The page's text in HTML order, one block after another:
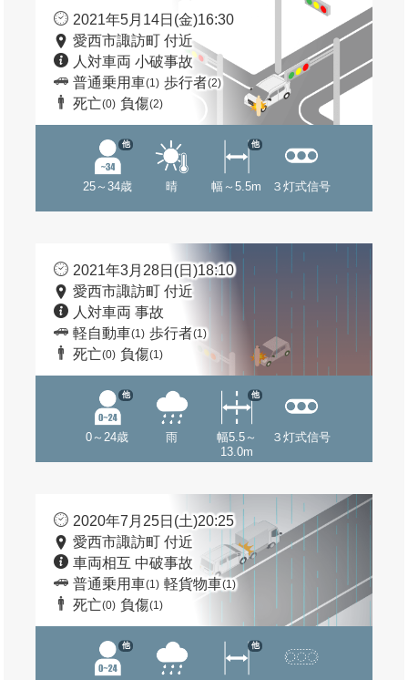
2021年5月14日(金)16:30
愛西市諏訪町 付近
人対車両 小破事故
普通乗用車(1) 歩行者(2)
死亡(0) 負傷(2)
25～34歳
他
晴 幅～5.5m
他
３灯式信号
2021年3月28日(日)18:10
愛西市諏訪町 付近
人対車両 事故
軽自動車(1) 歩行者(1)
死亡(0) 負傷(1)
0～24歳
他
雨
幅5.5～
13.0m
他
３灯式信号
2020年7月25日(土)20:25
愛西市諏訪町 付近
車両相互 中破事故
普通乗用車(1) 軽貨物車(1)
死亡(0) 負傷(1)
他 他